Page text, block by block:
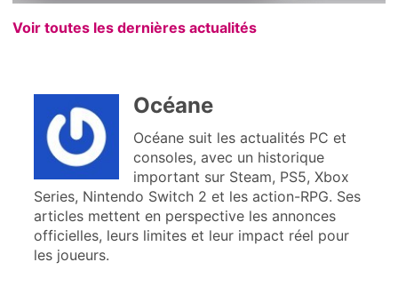
Voir toutes les dernières actualités
Océane
Océane suit les actualités PC et
consoles, avec un historique
important sur Steam, PS5, Xbox
Series, Nintendo Switch 2 et les action-RPG. Ses
articles mettent en perspective les annonces
officielles, leurs limites et leur impact réel pour
les joueurs.